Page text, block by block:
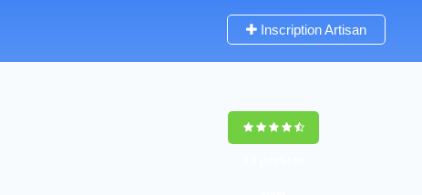
Inscription Artisan